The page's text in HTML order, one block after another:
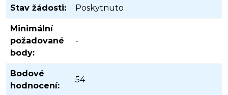
Stav žádosti: Poskytnuto
Minimální
požadované
body:
-
Bodové
hodnocení:
54